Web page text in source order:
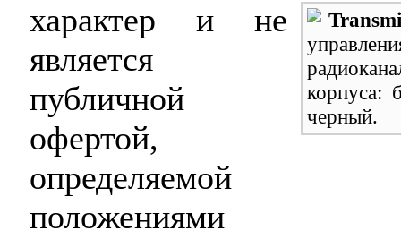
характер и не
является
публичной
офертой,
определяемой
положениями
корпуса:
черный.